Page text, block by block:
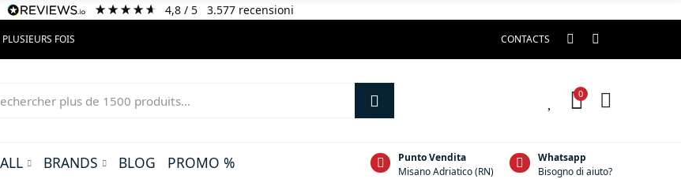
4,8/ 5 3.577 recensioni
FOIS CONTACTS
0
BRANDS BLOG PROMO %
Punto Vendita
Misano Adriatico (RN)
Whatsapp
Bisogno di aiuto?